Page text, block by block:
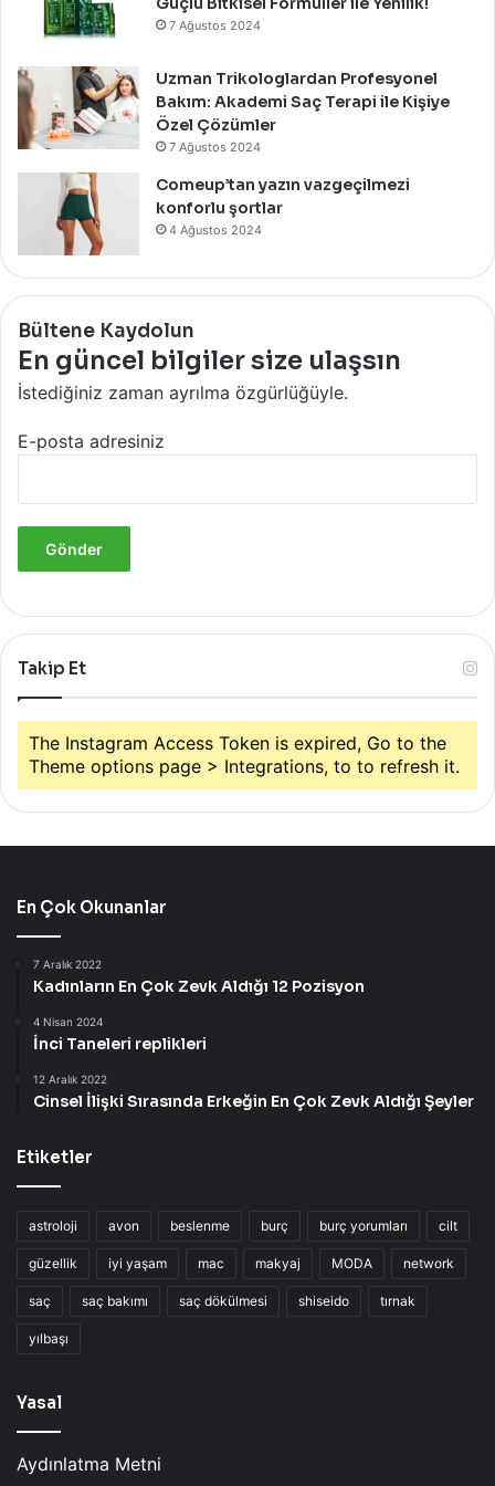
7 Ağustos 2024
Uzman Trikologlardan Profesyonel
Bakım: Akademi Saç Terapi ile Kişiye
Özel Çözümler
7 Ağustos 2024
Comeup’tan yazın vazgeçilmezi
konforlu şortlar
4 Ağustos 2024
Bültene Kaydolun
En güncel bilgiler size ulaşsın
İstediğiniz zaman ayrılma özgürlüğüyle.
E-posta adresiniz
Takip Et
The Instagram Access Token is expired, Go to the
Theme options page > Integrations, to to refresh it.
En Çok Okunanlar
7 Aralık 2022
Kadınların En Çok Zevk Aldığı 12 Pozisyon
4 Nisan 2024
İnci Taneleri replikleri
12 Aralık 2022
Cinsel İlişki Sırasında Erkeğin En Çok Zevk Aldığı Şeyler
Etiketler
astroloji avon beslenme burç burç yorumları cilt
güzellik iyi yaşam mac makyaj MODA network
saç saç bakımı saç dökülmesi shiseido tırnak
yılbaşı
Yasal
Aydınlatma Metni